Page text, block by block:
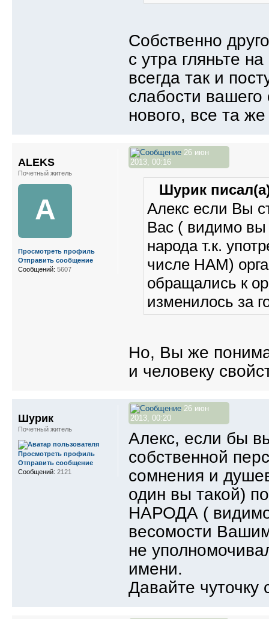
Собственно
с утра гляньте
всегда так и
слабости вашего
нового, все та
26 июн
2013, 00:16
Шурик
Алекс если Вы
Вас ( видимо вы
народа т.к.
числе НАМ)
обращались к
изменилось за
Но, Вы же
и человеку
ALEKS
Почетный житель
A
Просмотреть профиль
Отправить сообщение
Сообщений: 5607
26 июн
2013, 00:20
Алекс, если бы
собственной
сомнения и
один вы такой)
НАРОДА ( видимо
весомости
не
имени.
Давайте чуточку
Шурик
Почетный житель
Просмотреть профиль
Отправить сообщение
Сообщений: 2121